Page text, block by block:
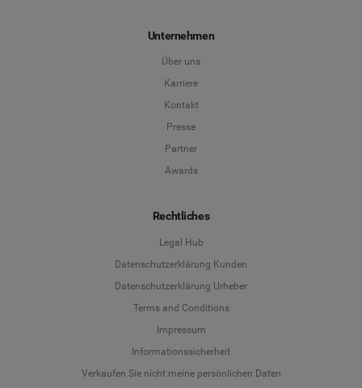
Unternehmen
Über uns
Karriere
Kontakt
Presse
Partner
Awards
Rechtliches
Legal Hub
Datenschutzerklärung Kunden
Datenschutzerklärung Urheber
Terms and Conditions
Impressum
Informationssicherheit
Verkaufen Sie nicht meine persönlichen Daten
Deutsch